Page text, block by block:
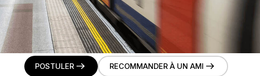
POSTULER RECOMMANDER À UN AMI